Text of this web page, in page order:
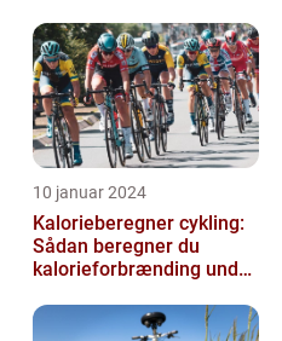
10 januar 2024
Kalorieberegner cykling:
Sådan beregner du
kalorieforbrænding under